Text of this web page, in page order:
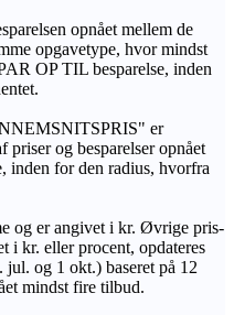
opnået mellem de
opgavetype, hvor mindst
OP TIL besparelse, inden
er
priser og besparelser opnået
inden for den radius, hvorfra
og er angivet i kr. Øvrige pris-
i kr. eller procent, opdateres
og 1 okt.) baseret på 12
mindst fire tilbud.